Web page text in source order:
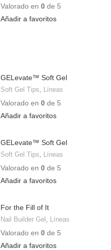
Valorado en 0 de 5
Añadir a favoritos
GELevate™ Soft Gel
Extensions / Stiletto Medium
Soft Gel Tips, Líneas
Valorado en 0 de 5
Añadir a favoritos
GELevate™ Soft Gel
Extensions / Round Medium
Soft Gel Tips, Líneas
Valorado en 0 de 5
Añadir a favoritos
For the Fill of It
Nail Builder Gel , Líneas
Valorado en 0 de 5
Añadir a favoritos